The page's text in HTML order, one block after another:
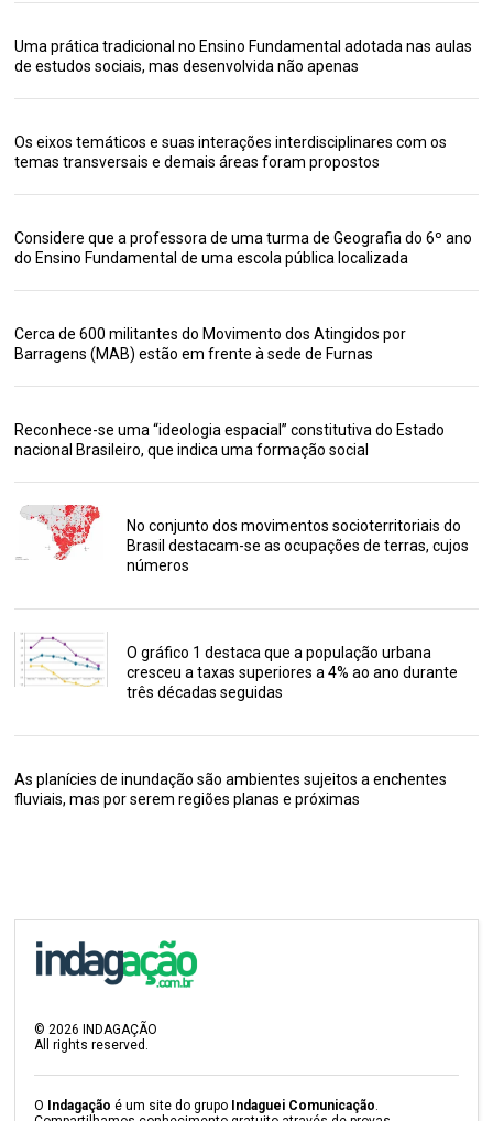
Uma prática tradicional no Ensino Fundamental adotada nas aulas
de estudos sociais, mas desenvolvida não apenas
Os eixos temáticos e suas interações interdisciplinares com os
temas transversais e demais áreas foram propostos
Considere que a professora de uma turma de Geografia do 6º ano
do Ensino Fundamental de uma escola pública localizada
Cerca de 600 militantes do Movimento dos Atingidos por
Barragens (MAB) estão em frente à sede de Furnas
Reconhece-se uma “ideologia espacial” constitutiva do Estado
nacional Brasileiro, que indica uma formação social
No conjunto dos movimentos socioterritoriais do
Brasil destacam-se as ocupações de terras, cujos
números
O gráfico 1 destaca que a população urbana
cresceu a taxas superiores a 4% ao ano durante
três décadas seguidas
As planícies de inundação são ambientes sujeitos a enchentes
fluviais, mas por serem regiões planas e próximas
©2026 INDAGAÇÃO
All rights reserved.
O Indagação é um site do grupo Indaguei Comunicação.